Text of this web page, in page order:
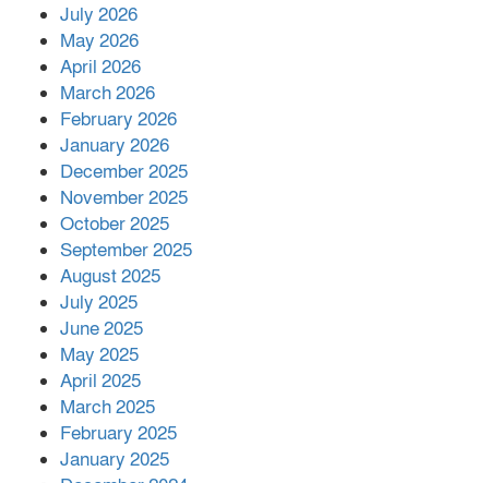
পর ফোন তারেক রহমানের,গ্যাস সঙ্কট
July 2026
May 2026
April 2026
March 2026
February 2026
January 2026
December 2025
November 2025
October 2025
September 2025
August 2025
July 2025
June 2025
May 2025
April 2025
March 2025
February 2025
January 2025